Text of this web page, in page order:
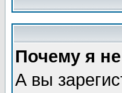
Почему я
А вы